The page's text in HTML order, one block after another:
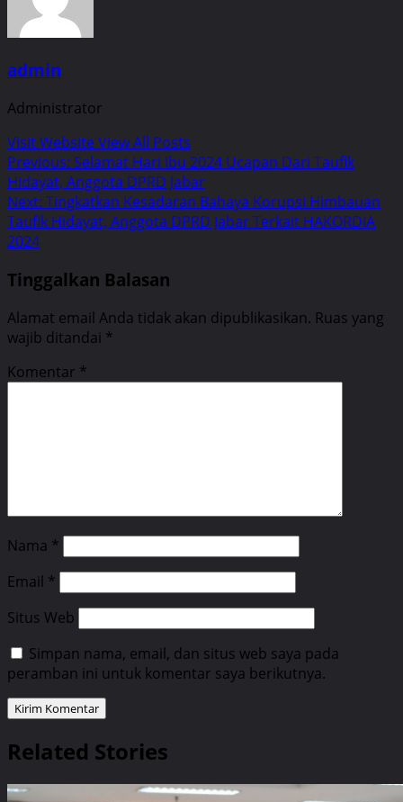
admin
Administrator
Visit WebsiteView All Posts
Post
navigation
Previous: Selamat Hari Ibu 2024 Ucapan Dari Taufik
Hidayat, Anggota DPRD Jabar
Next: Tingkatkan Kesadaran Bahaya Korupsi Himbauan
Taufik Hidayat, Anggota DPRD Jabar Terkait HAKORDIA
2024
Tinggalkan Balasan
Alamat email Anda tidak akan dipublikasikan. Ruas yang
wajib ditandai *
Komentar *
Nama *
Email *
Situs Web
Simpan nama, email, dan situs web saya pada
peramban ini untuk komentar saya berikutnya.
Related Stories